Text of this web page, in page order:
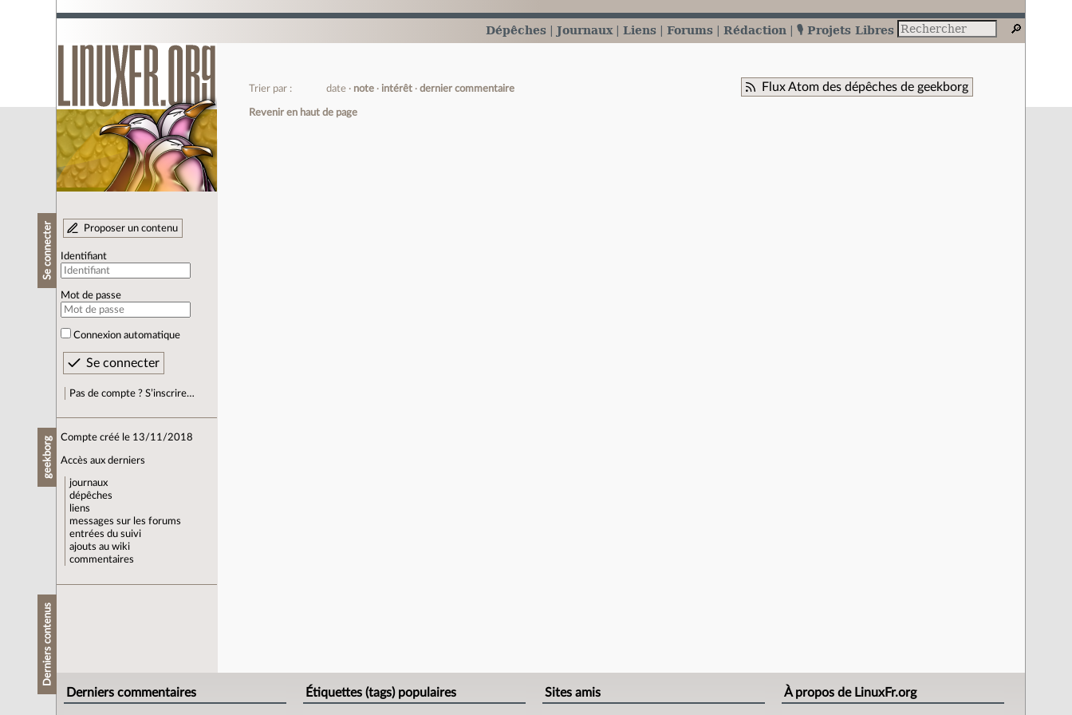
Dépêches Journaux Liens Forums Rédaction 🎙️ Projets Libres
Se connecter Proposer un contenu
Identifiant
Mot de passe
Connexion automatique
Pas de compte ? S’inscrire…
geekborg Compte créé le 13/11/2018
Accès aux derniers
journaux
dépêches
liens
messages sur les forums
entrées du suivi
ajouts au wiki
commentaires
Derniers contenus
Flux Atom des dépêches de geekborg
Trier par : date note intérêt dernier commentaire
Revenir en haut de page
Derniers commentaires Étiquettes (tags) populaires Sites amis À propos de LinuxFr.org